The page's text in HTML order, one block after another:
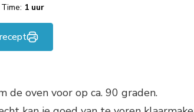
1 uur
de oven voor op ca. 90 graden.